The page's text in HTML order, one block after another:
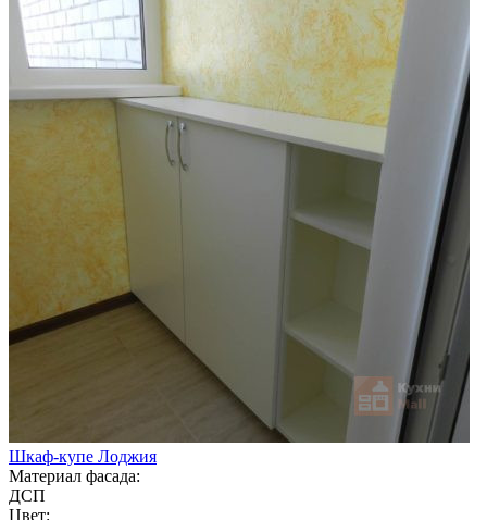
Шкаф-купе Лоджия
Материал фасада:
ДСП
Цвет: